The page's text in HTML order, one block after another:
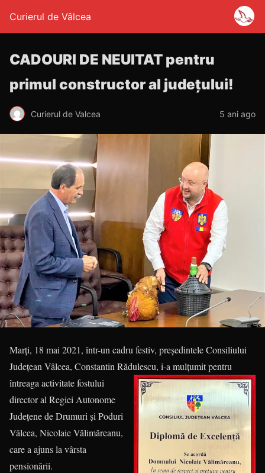
Curierul de Vâlcea
CADOURI DE NEUITAT pentru
primul constructor al județului!
Curierul de Valcea 5 ani ago
Marți, 18 mai 2021, într-un cadru festiv, președintele Consiliului
Județean Vâlcea, Constantin Rădulescu, i-a mulțumitpentru
întreaga activitate fostului
director al Regiei Autonome
Județene de Drumuri și Poduri
Vâlcea, Nicolaie Vălimăreanu,
care a ajuns la vârsta
pensionării.